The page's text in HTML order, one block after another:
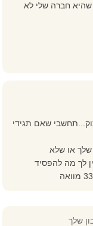
חברה שלי לא
שאם תגידי
שלך או שלא
לך מה להפסיד
שלך